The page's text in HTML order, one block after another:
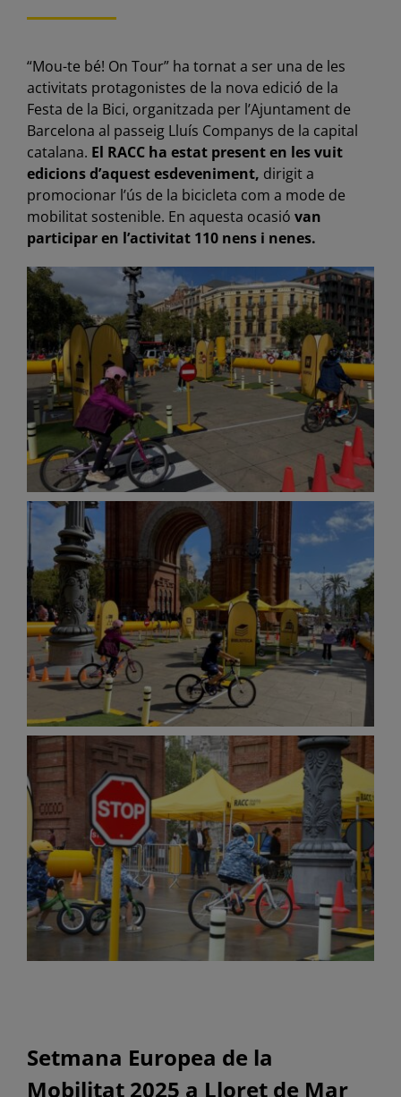
“Mou-te bé! On Tour” ha tornat a ser una de les
activitats protagonistes de la nova edició de la
Festa de la Bici, organitzada per l’Ajuntament de
Barcelona al passeig Lluís Companys de la capital
catalana. El RACC ha estat present en les vuit
edicions d’aquest esdeveniment, dirigit a
promocionar l’ús de la bicicleta com a mode de
mobilitat sostenible. En aquesta ocasió van
participar en l’activitat 110 nens i nenes.
Setmana Europea de la
Mobilitat 2025 a Lloret de Mar